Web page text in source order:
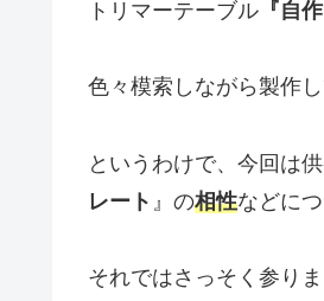
トリマーテーブル 『自
色々模索しながら製作
というわけで、今回は
レート 』の相性などに
それではさっそく参りま